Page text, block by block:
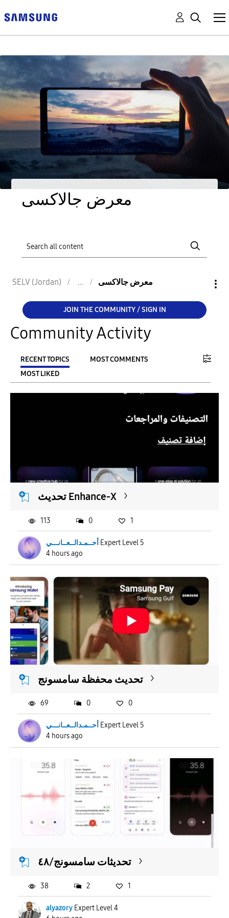
معرض جالاكسى
SELV (Jordan) معرض جالاكسى
JOIN THE COMMUNITY / SIGN IN
Community Activity
RECENT TOPICS
MOST COMMENTS
MOST LIKED
FILTER:
APPLY
تحديث Enhance-X
أحــمـدالــعــانـــي Expert Level 5
4 hours ago
113 0 1
تحديث محفظة سامسونج
أحــمـدالــعــانـــي Expert Level 5
4 hours ago
69 0 0
تحديثات سامسونج/٤٨
alyazory Expert Level 4
38 2 1